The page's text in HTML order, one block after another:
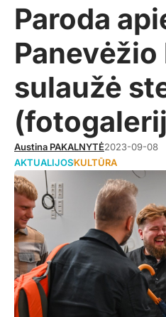
Paroda
sulaužė
Austina PAKALNYTĖ2023-09-08
AKTUALIJOSKULTŪRA